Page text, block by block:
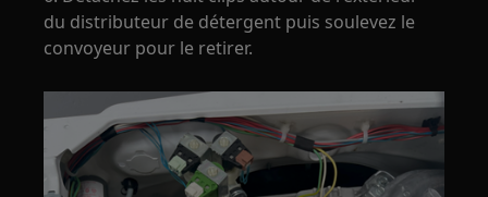
du distributeur de détergent puis soulevez le
convoyeur pour le retirer.